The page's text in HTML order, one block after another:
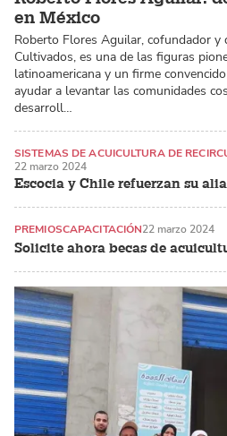
en México
Roberto Flores Aguilar, cofundador y
Cultivados, es una de las figuras
latinoamericana y un firme
ayudar a levantar las comunidades
desarroll…
Escocia y Chile refuerzan su
SISTEMAS DE ACUICULTURA DE
SALMÓN DEL ATLÁNTICO
22 marzo 2024
Solicite ahora becas de
PREMIOSCAPACITACIÓN22 marzo 2024